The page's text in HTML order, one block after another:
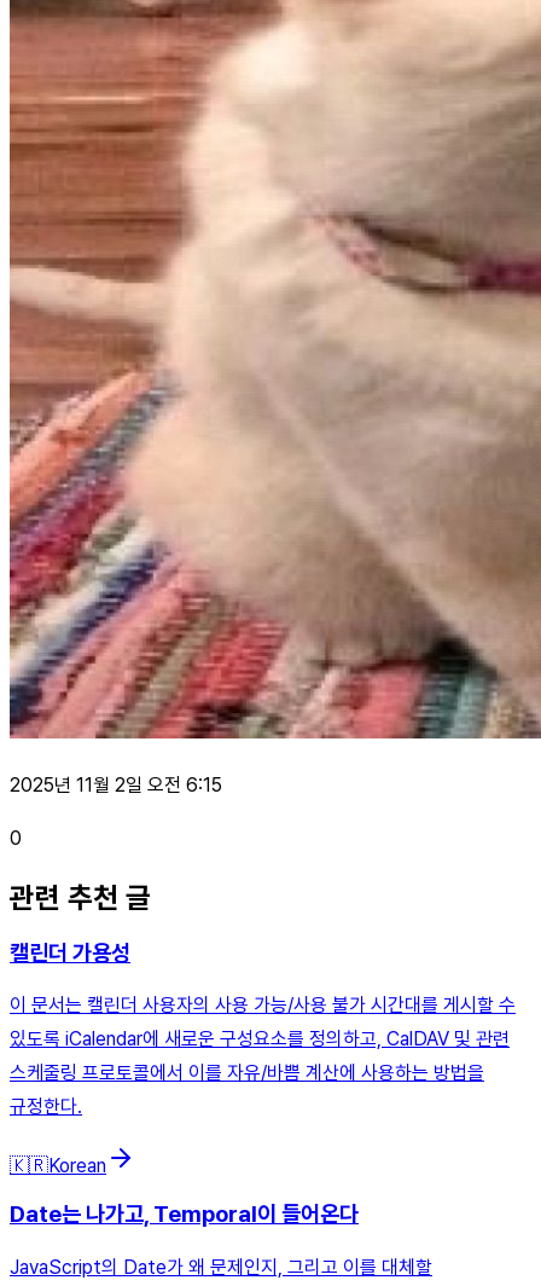
2025년 11월 2일 오전 6:15
0
관련 추천 글
캘린더 가용성
이 문서는 캘린더 사용자의 사용 가능/사용 불가 시간대를 게시할 수
있도록 iCalendar에 새로운 구성요소를 정의하고, CalDAV 및 관련
스케줄링 프로토콜에서 이를 자유/바쁨 계산에 사용하는 방법을
규정한다.
🇰🇷Korean
Date는 나가고, Temporal이 들어온다
JavaScript의 Date가 왜 문제인지, 그리고 이를 대체할